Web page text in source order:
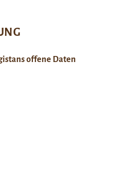
offene Daten